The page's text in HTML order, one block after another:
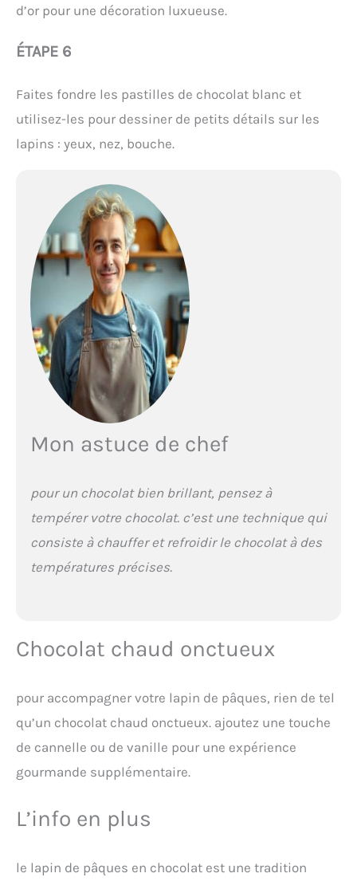
d’or pour une décoration luxueuse.
ÉTAPE 6
Faites fondre les pastilles de chocolat blanc et
utilisez-les pour dessiner de petits détails sur les
lapins : yeux, nez, bouche.
Mon astuce de chef
pour un chocolat bien brillant, pensez à
tempérer votre chocolat. c’est une technique qui
consiste à chauffer et refroidir le chocolat à des
températures précises.
Chocolat chaud onctueux
pour accompagner votre lapin de pâques, rien de tel
qu’un chocolat chaud onctueux. ajoutez une touche
de cannelle ou de vanille pour une expérience
gourmande supplémentaire.
L’info en plus
le lapin de pâques en chocolat est une tradition